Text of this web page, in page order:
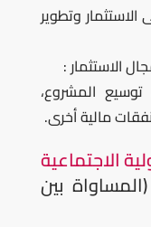
وتطوير
الاستثمار :
توسيع المشروع،
مالية أخرى.
الاجتماعية
بين